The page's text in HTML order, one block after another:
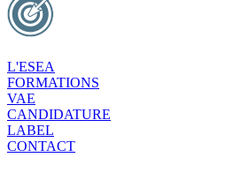
L'ESEA
FORMATIONS
VAE
CANDIDATURE
LABEL
CONTACT